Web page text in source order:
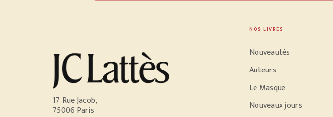
17 Rue Jacob,
75006 Paris
NOS LIVRES
Nouveautés
Auteurs
Le Masque
Nouveaux jours